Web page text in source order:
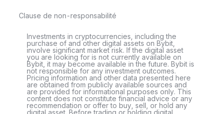
Clause de non-responsabilité
Investments in cryptocurrencies, including the
purchase of and other digital assets on Bybit,
involve significant market risk. If the digital asset
you are looking for is not currently available on
Bybit, it may become available in the future. Bybit is
not responsible for any investment outcomes.
Pricing information and other data presented here
are obtained from publicly available sources and
are provided for informational purposes only. This
content does not constitute financial advice or any
recommendation or offer to buy, sell, or hold any
digital asset. Before trading or holding digital